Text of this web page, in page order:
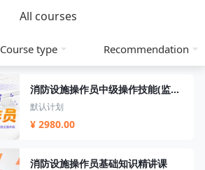
All courses
Course type Recommendation
消防设施操作员中级操作技能(监控操作方向）
默认计划
¥ 2980.00
消防设施操作员基础知识精讲课